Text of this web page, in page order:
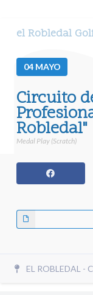
el Robledal
04 MAYO
Circuito
Robledal"
Medal Play (Scratch)
EL ROBLEDAL -